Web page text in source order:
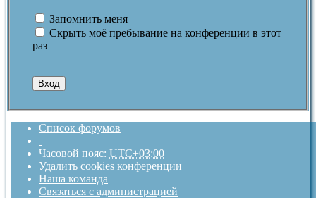
Запомнить меня
Скрыть моё пребывание на конференции в этот
раз
Список форумов
Часовой пояс: UTC+03:00
Удалить cookies конференции
Наша команда
Связаться с администрацией